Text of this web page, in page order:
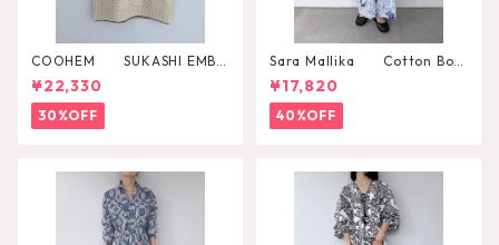
COOHEM SUKASHI EMBO
SSED KNIT PULLOVER
¥22,330
30%OFF
Sara Mallika Cotton Boh
emian Flower Print Dress
¥17,820
40%OFF